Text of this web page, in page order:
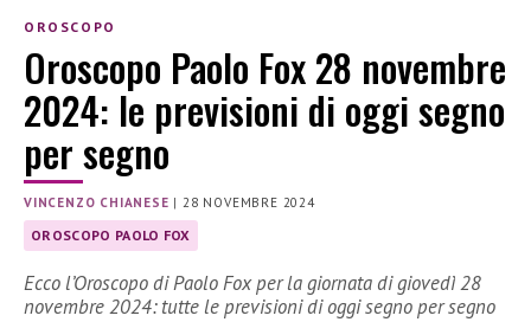
OROSCOPO
Oroscopo Paolo Fox 28 novembre
2024: le previsioni di oggi segno
per segno
VINCENZO CHIANESE |28 NOVEMBRE 2024
OROSCOPO PAOLO FOX
Ecco l’Oroscopo di Paolo Fox per la giornata di giovedì 28
novembre 2024: tutte le previsioni di oggi segno per segno